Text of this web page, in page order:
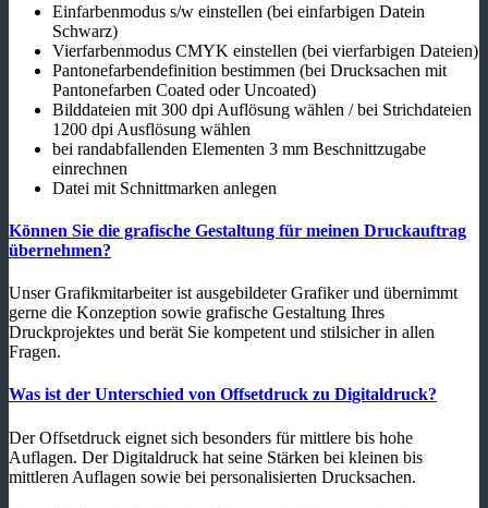
Einfarbenmodus s/w einstellen (bei einfarbigen Datein
Schwarz)
Vierfarbenmodus CMYK einstellen (bei vierfarbigen Dateien)
Pantonefarbendefinition bestimmen (bei Drucksachen mit
Pantonefarben Coated oder Uncoated)
Bilddateien mit 300 dpi Auflösung wählen / bei Strichdateien
1200 dpi Ausflösung wählen
bei randabfallenden Elementen 3 mm Beschnittzugabe
einrechnen
Datei mit Schnittmarken anlegen
Können Sie die grafische Gestaltung für meinen Druckauftrag
übernehmen?
Unser Grafikmitarbeiter ist ausgebildeter Grafiker und übernimmt
gerne die Konzeption sowie grafische Gestaltung Ihres
Druckprojektes und berät Sie kompetent und stilsicher in allen
Fragen.
Was ist der Unterschied von Offsetdruck zu Digitaldruck?
Der Offsetdruck eignet sich besonders für mittlere bis hohe
Auflagen. Der Digitaldruck hat seine Stärken bei kleinen bis
mittleren Auflagen sowie bei personalisierten Drucksachen.